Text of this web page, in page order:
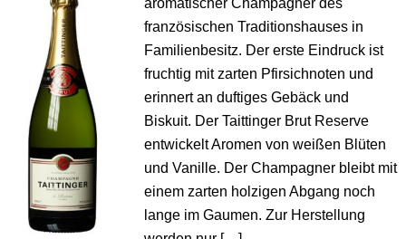
aromatischer Champagner des
französischen Traditionshauses in
Familienbesitz. Der erste Eindruck ist
fruchtig mit zarten Pfirsichnoten und
erinnert an duftiges Gebäck und
Biskuit. Der Taittinger Brut Reserve
entwickelt Aromen von weißen Blüten
und Vanille. Der Champagner bleibt mit
einem zarten holzigen Abgang noch
lange im Gaumen. Zur Herstellung